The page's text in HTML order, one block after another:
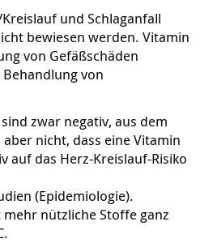
und Schlaganfall
bewiesen werden. Vitamin
von Gefäßschäden
von
zwar negativ, aus dem
nicht, dass eine Vitamin
auf das Herz-Kreislauf-Risiko
(Epidemiologie).
nützliche Stoffe ganz